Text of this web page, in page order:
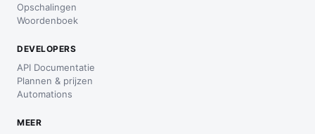
Opschalingen
Woordenboek
DEVELOPERS
API Documentatie
Plannen & prijzen
Automations
MEER